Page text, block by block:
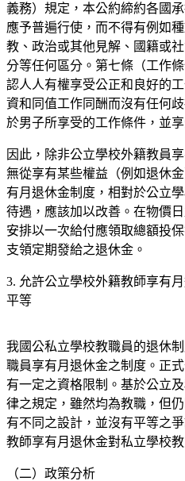
義務）規定，本公約締約各國
應予普遍行使，而不得有例如
教、政治或其他見解、國籍或
分等任何區分。第七條（工作
認人人有權享受公正和良好的
資和同值工作同酬而沒有任何
於男子所享受的工作條件，並
因此，除非公立學校外籍教員
無從享有某些權益（例如退休
有月退休金制度，相對於公立
待遇，應該加以改善。在物價
安排以一次給付應領取總額投
支領定期發給之退休金。
3. 允許公立學校外籍教師享有
平等
我國公私立學校教職員的退休
職員享有月退休金之制度。正
有一定之資格限制。基於公立
律之規定，雖然均為教職，但
有不同之設計，並沒有平等之
教師享有月退休金對私立學校
（二）政策分析